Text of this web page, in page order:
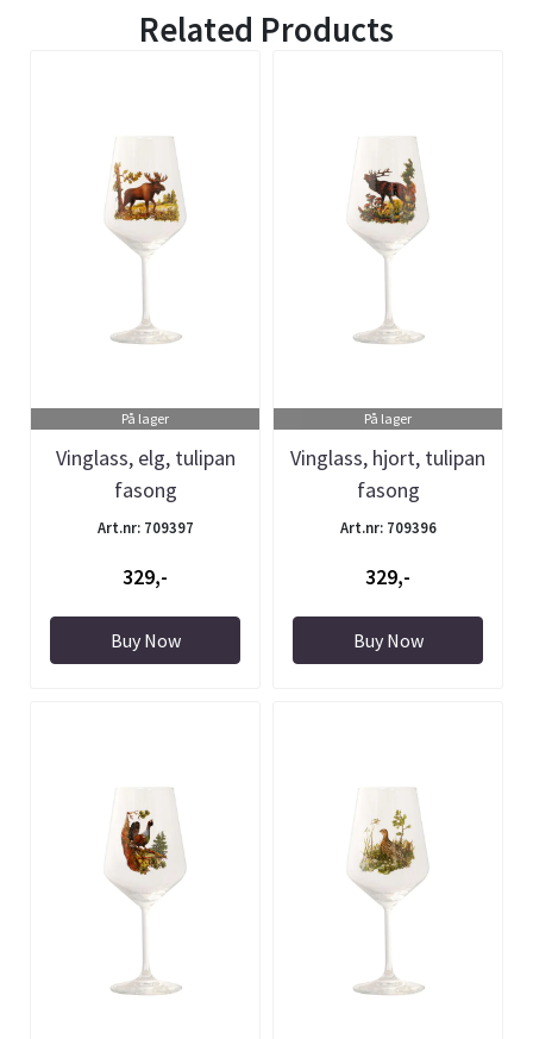
Related Products
På lager
Vinglass, elg, tulipan
fasong
Art.nr: 709397
329,-
Buy Now
På lager
Vinglass, hjort, tulipan
fasong
Art.nr: 709396
329,-
Buy Now